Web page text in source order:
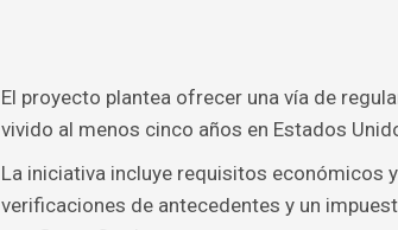
El proyecto plantea ofrecer una vía de
vivido al menos cinco años en Estados
La iniciativa incluye requisitos económicos
verificaciones de antecedentes y un